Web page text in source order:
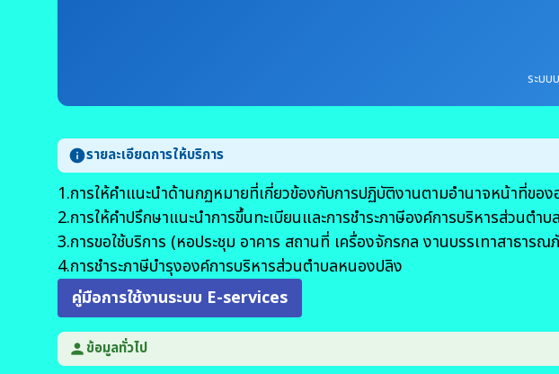
ระบบ
infoรายละเอียดการให้บริการ
1.การให้คำแนะนำด้านกฏหมายที่เกี่ยวข้องกับการปฏิบัติงานตามอำนาจหน้าที่ขอ
2.การให้คำปรึกษาแนะนำการขึ้นทะเบียนและการชำระภาษีองค์การบริหารส่วนตำ
3.การขอใช้บริการ (หอประชุม อาคาร สถานที่ เครื่องจักรกล งานบรรเทาสาธา
4.การชำระภาษีบำรุงองค์การบริหารส่วนตำบลหนองปลิง
คู่มือการใช้งานระบบ E-services
personข้อมูลทั่วไป